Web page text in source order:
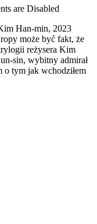
are Disabled
Han-min, 2023
może być fakt, że
reżysera Kim
sin, wybitny admirał
o tym jak wchodziłem